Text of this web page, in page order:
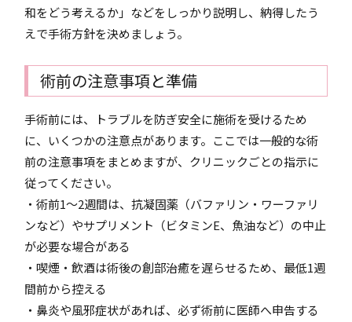
和をどう考えるか」などをしっかり説明し、納得したう
えで手術方針を決めましょう。
術前の注意事項と準備
手術前には、トラブルを防ぎ安全に施術を受けるため
に、いくつかの注意点があります。ここでは一般的な術
前の注意事項をまとめますが、クリニックごとの指示に
従ってください。
・術前1～2週間は、抗凝固薬（バファリン・ワーファリ
ンなど）やサプリメント（ビタミンE、魚油など）の中止
が必要な場合がある
・喫煙・飲酒は術後の創部治癒を遅らせるため、最低1週
間前から控える
・鼻炎や風邪症状があれば、必ず術前に医師へ申告する